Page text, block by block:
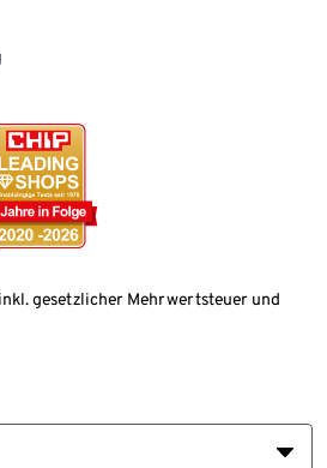
gesetzlicher Mehrwertsteuer und